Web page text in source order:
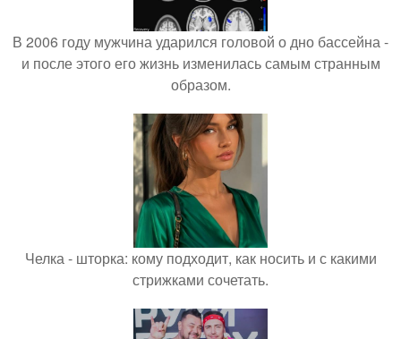
В 2006 году мужчина ударился головой о дно бассейна -
и после этого его жизнь изменилась самым странным
образом.
Челка - шторка: кому подходит, как носить и с какими
стрижками сочетать.